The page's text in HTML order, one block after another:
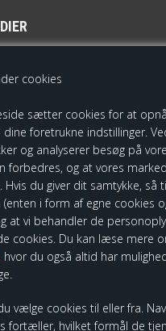
cookies
sætter cookies for at
dine foretrukne indstillinger.
og analyserer besøg på
forbedres, og at vores
Hvis du giver dit samtykke, så
i form af egne cookies
at vi behandler de
cookies. Du kan læse mere
, hvor du også altid har
vælge cookies til eller fra.
fortæller, hvilket formål de
fødevarekontaktmaterialer,
Du kan finde vores